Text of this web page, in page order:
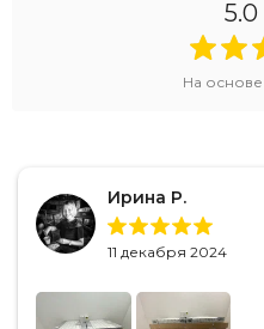
5.0
На основе
Ирина Р.
11 декабря 2024